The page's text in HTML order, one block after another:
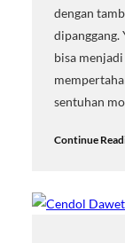
dengan
dipanggang.
bisa
sentuhan
Continue